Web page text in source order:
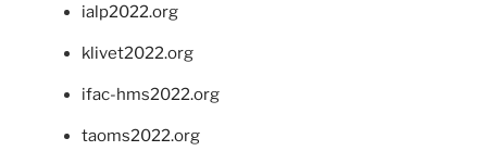
ialp2022.org
klivet2022.org
ifac-hms2022.org
taoms2022.org